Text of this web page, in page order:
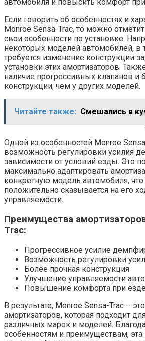
автомобиля и повысить комфорт
Если говорить об особенностях и
Monroe Sensa-Trac, то можно
свои особенности по установке.
некоторых моделей автомобилей, в
требуется изменение конструкции
установки этих амортизаторов.
наличие прогрессивных клапанов и
конструкции, чем у других моделей.
Читайте также: Смешались в
Одной из особенностей Monroe
возможность регулировки усилия
зависимости от условий езды. Это
максимально адаптировать
конкретную модель автомобиля,
положительно сказывается на его
управляемости.
Преимущества
Trac:
Прогрессивное усилие
Возможность регулировки
Более прочная конструкция
Улучшение управляемости
Повышение комфорта при езде
В результате, Monroe Sensa-Trac –
амортизаторов, которая подходит
различных марок и моделей.
особенностям и преимуществам, эта